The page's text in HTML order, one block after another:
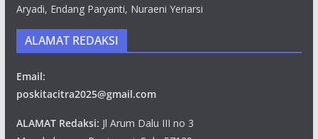
Aryadi, Endang Paryanti, Nuraeni Yeriarsi
ALAMAT REDAKSI
Email:
poskitacitra2025@gmail.com
ALAMAT Redaksi: Jl Arum Dalu III no 3